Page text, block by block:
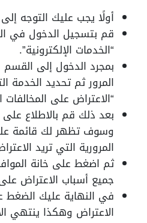
أولًا يجب عليك التوجه
قم بتسجيل الدخول في
“الخدمات الإلكترونية”.
بمجرد الدخول إلى
المرور ثم تحديد الخدمة
“الاعتراض على المخالفات
بعد ذلك قم بالاطلاع على
وسوف تظهر لك قائمة
المرورية التي تريد
ثم اضغط على خانة
جميع أسباب الاعتراض
في النهاية عليك
الاعتراض وهكذا ينتهي